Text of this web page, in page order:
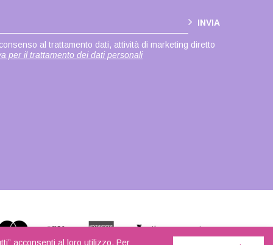
INVIA
al trattamento dati, attività di marketing diretto
per il trattamento dei dati personali
acconsenti al loro utilizzo. Per